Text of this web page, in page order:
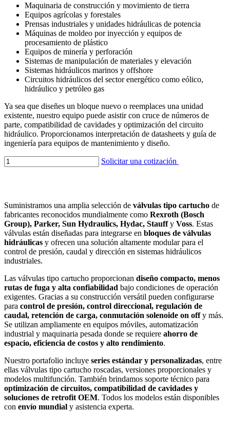
Maquinaria de construcción y movimiento de tierra
Equipos agrícolas y forestales
Prensas industriales y unidades hidráulicas de potencia
Máquinas de moldeo por inyección y equipos de
procesamiento de plástico
Equipos de minería y perforación
Sistemas de manipulación de materiales y elevación
Sistemas hidráulicos marinos y offshore
Circuitos hidráulicos del sector energético como eólico,
hidráulico y petróleo gas
Ya sea que diseñes un bloque nuevo o reemplaces una unidad
existente, nuestro equipo puede asistir con cruce de números de
parte, compatibilidad de cavidades y optimización del circuito
hidráulico. Proporcionamos interpretación de datasheets y guía de
ingeniería para equipos de mantenimiento y diseño.
Solicitar una cotización
Suministramos una amplia selección de válvulas tipo cartucho de
fabricantes reconocidos mundialmente como Rexroth (Bosch
Group), Parker, Sun Hydraulics, Hydac, Stauffy Voss. Estas
válvulas están diseñadas para integrarse en bloques de válvulas
hidráulicas y ofrecen una solución altamente modular para el
control de presión, caudal y dirección en sistemas hidráulicos
industriales.
Las válvulas tipo cartucho proporcionan diseño compacto, menos
rutas de fuga y alta confiabilidad bajo condiciones de operación
exigentes. Gracias a su construcción versátil pueden configurarse
para control de presión, control direccional, regulación de
caudal, retención de carga, conmutación solenoide on offy más.
Se utilizan ampliamente en equipos móviles, automatización
industrial y maquinaria pesada donde se requiere ahorro de
espacio, eficiencia de costos y alto rendimiento.
Nuestro portafolio incluye series estándar y personalizadas, entre
ellas válvulas tipo cartucho roscadas, versiones proporcionales y
modelos multifunción. También brindamos soporte técnico para
optimización de circuitos, compatibilidad de cavidades y
soluciones de retrofit OEM. Todos los modelos están disponibles
con envío mundial y asistencia experta.